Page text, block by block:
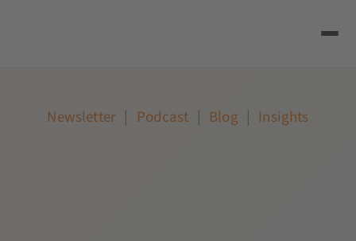
Newsletter | Podcast | Blog | Insights